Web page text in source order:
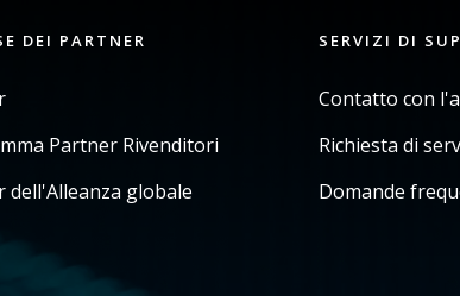
DEI PARTNER
Partner Rivenditori
dell'Alleanza globale
SERVIZI DI
Contatto con
Richiesta di
Domande